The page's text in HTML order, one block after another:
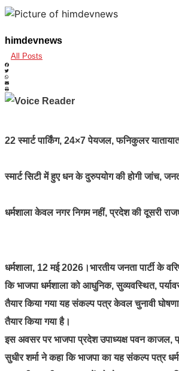
himdevnews
All Posts
22 स्मार्ट पार्किंग, 24×7 पेयजल, फनिकुलर
स्मार्ट सिटी में हुए धन के दुरुपयोग की होगी जांच,
धर्मशाला केवल नगर निगम नहीं, प्रदेश की दूसरी
धर्मशाला, 12 मई 2026।भारतीय जनता पार्टी के
कि भाजपा धर्मशाला को आधुनिक, सुव्यवस्थित,
तैयार किया गया यह संकल्प पत्र केवल चुनावी
तैयार किया गया है।
इस अवसर पर भाजपा प्रदेश उपाध्यक्ष पवन काजल,
सुधीर शर्मा ने कहा कि भाजपा का यह संकल्प पत्र